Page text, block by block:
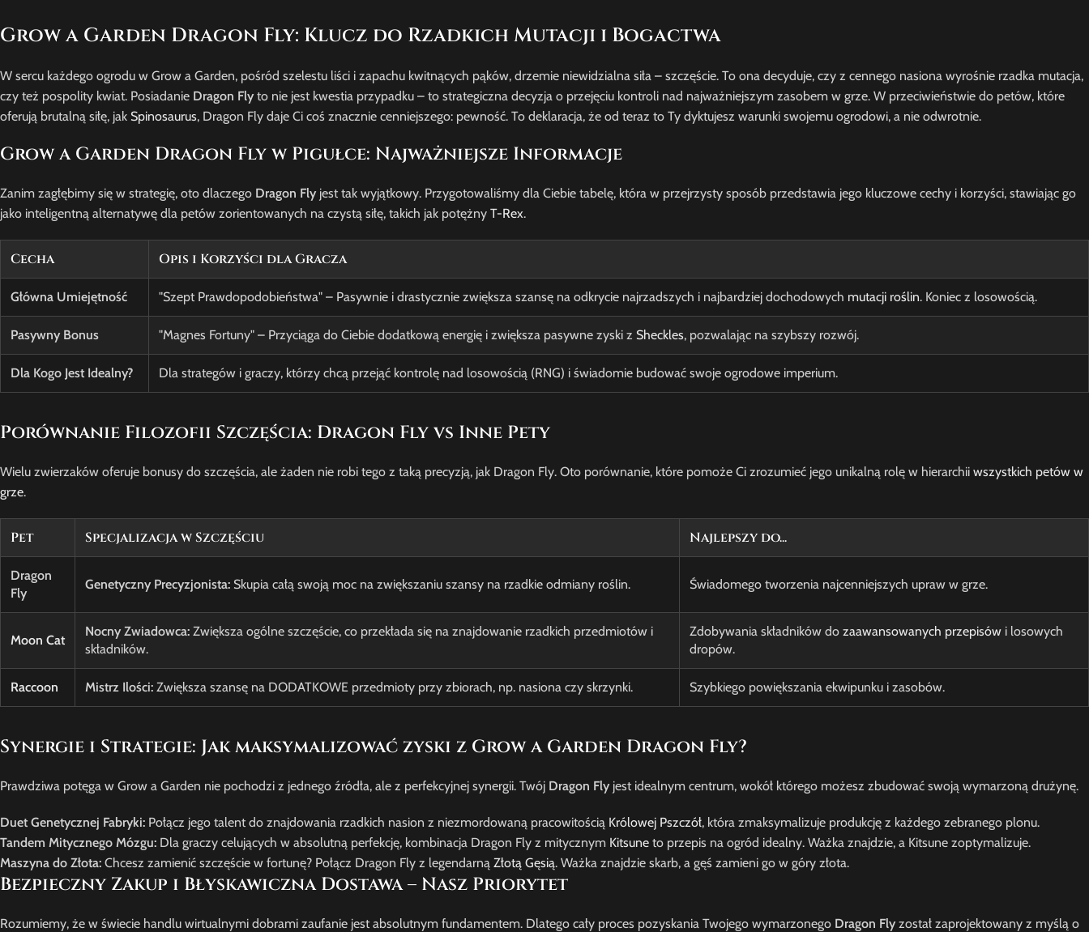
Grow a Garden Dragon Fly: Klucz do Rzadkich Mutacji i Bogactwa
W sercu każdego ogrodu w Grow a Garden, pośród szelestu liści i zapachu kwitnących pąków, drzemie niewidzialna siła – szczęście. To ona decyduje, czy z cennego nasiona wyrośnie rzadka mutacja,
czy też pospolity kwiat. Posiadanie Dragon Flyto nie jest kwestia przypadku – to strategiczna decyzja o przejęciu kontroli nad najważniejszym zasobem w grze. W przeciwieństwie do petów, które
oferują brutalną siłę, jak Spinosaurus, Dragon Fly daje Ci coś znacznie cenniejszego: pewność. To deklaracja, że od teraz to Ty dyktujesz warunki swojemu ogrodowi, a nie odwrotnie.
Grow a Garden Dragon Fly w Pigułce: Najważniejsze Informacje
Zanim zagłębimy się w strategię, oto dlaczego Dragon Flyjest tak wyjątkowy. Przygotowaliśmy dla Ciebie tabelę, która w przejrzysty sposób przedstawia jego kluczowe cechy i korzyści, stawiając go
jako inteligentną alternatywę dla petów zorientowanych na czystą siłę, takich jak potężny T-Rex.
Cecha Opis i Korzyści dla Gracza
Główna Umiejętność "Szept Prawdopodobieństwa" – Pasywnie i drastycznie zwiększa szansę na odkrycie najrzadszych i najbardziej dochodowych mutacji roślin. Koniec z losowością.
Pasywny Bonus "Magnes Fortuny" – Przyciąga do Ciebie dodatkową energię i zwiększa pasywne zyski z Sheckles, pozwalając na szybszy rozwój.
Dla Kogo Jest Idealny? Dla strategów i graczy, którzy chcą przejąć kontrolę nad losowością (RNG) i świadomie budować swoje ogrodowe imperium.
Porównanie Filozofii Szczęścia: Dragon Fly vs Inne Pety
Wielu zwierzaków oferuje bonusy do szczęścia, ale żaden nie robi tego z taką precyzją, jak Dragon Fly. Oto porównanie, które pomoże Ci zrozumieć jego unikalną rolę w hierarchii wszystkich petów w
grze.
Pet Specjalizacja w Szczęściu Najlepszy do...
Dragon
Fly
Genetyczny Precyzjonista: Skupia całą swoją moc na zwiększaniu szansy na rzadkie odmiany roślin. Świadomego tworzenia najcenniejszych upraw w grze.
Moon Cat
Nocny Zwiadowca: Zwiększa ogólne szczęście, co przekłada się na znajdowanie rzadkich przedmiotów i
składników.
Zdobywania składników do zaawansowanych przepisów i losowych
dropów.
Raccoon Mistrz Ilości: Zwiększa szansę na DODATKOWE przedmioty przy zbiorach, np. nasiona czy skrzynki. Szybkiego powiększania ekwipunku i zasobów.
Synergie i Strategie: Jak maksymalizować zyski z Grow a Garden Dragon Fly?
Prawdziwa potęga w Grow a Garden nie pochodzi z jednego źródła, ale z perfekcyjnej synergii. Twój Dragon Flyjest idealnym centrum, wokół którego możesz zbudować swoją wymarzoną drużynę.
Duet Genetycznej Fabryki: Połącz jego talent do znajdowania rzadkich nasion z niezmordowaną pracowitością Królowej Pszczół, która zmaksymalizuje produkcję z każdego zebranego plonu.
Tandem Mitycznego Mózgu: Dla graczy celujących w absolutną perfekcję, kombinacja Dragon Fly z mitycznym Kitsune to przepis na ogród idealny. Ważka znajdzie, a Kitsune zoptymalizuje.
Maszyna do Złota: Chcesz zamienić szczęście w fortunę? Połącz Dragon Fly z legendarną Złotą Gęsią. Ważka znajdzie skarb, a gęś zamieni go w góry złota.
Bezpieczny Zakup i Błyskawiczna Dostawa – Nasz Priorytet
Rozumiemy, że w świecie handlu wirtualnymi dobrami zaufanie jest absolutnym fundamentem. Dlatego cały proces pozyskania Twojego wymarzonego Dragon Flyzostał zaprojektowany z myślą o